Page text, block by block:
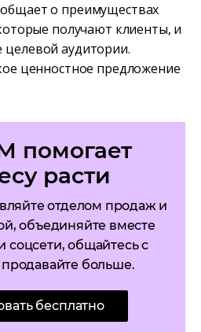
о преимуществах
получают клиенты, и
аудитории.
ценностное предложение
помогает
расти
отделом продаж и
объединяйте вместе
общайтесь с
больше.
бесплатно